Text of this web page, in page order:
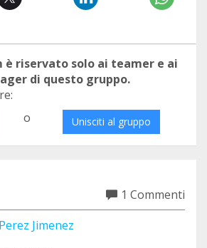
è riservato solo ai teamer e ai
di questo gruppo.
o Unisciti al gruppo
1 Commenti
Jimenez